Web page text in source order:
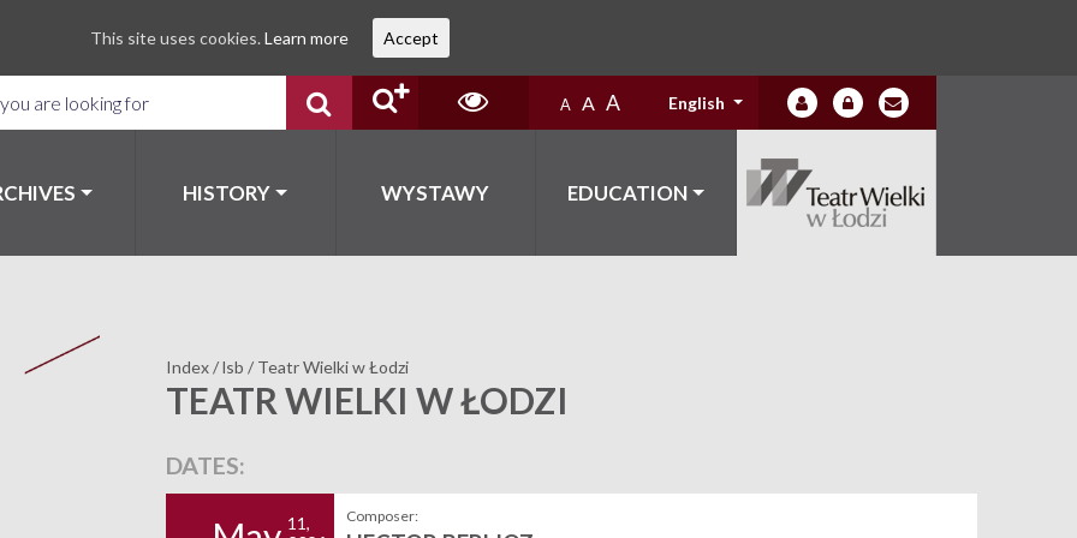
A A A English
HISTORY WYSTAWY EDUCATION
Index/lsb / Teatr Wielki w Łodzi
TEATR WIELKI W ŁODZI
DATES:
11,
Composer:
This site uses cookies. Learn more Accept